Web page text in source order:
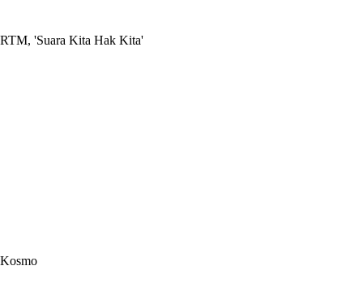
RTM, 'Suara Kita Hak Kita'
Kosmo